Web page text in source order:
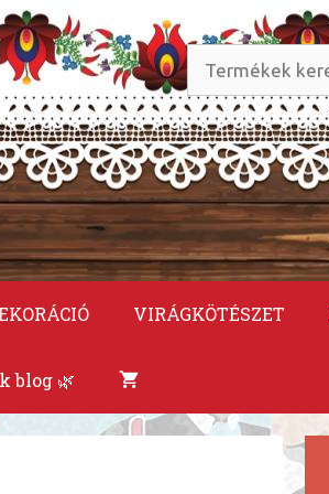
Keresés
a
következőre:
VIRÁGKÖTÉSZET
blog 🌿